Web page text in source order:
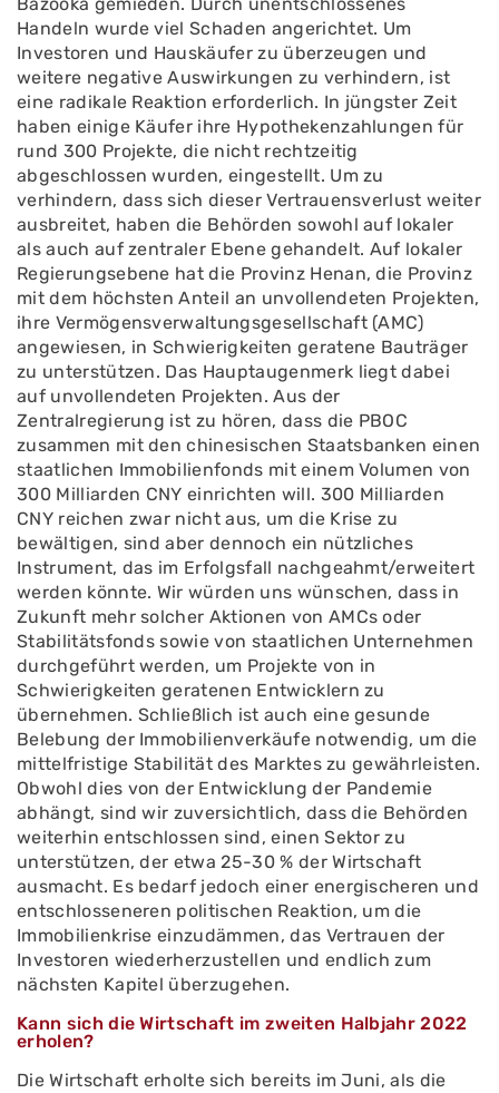
Handeln wurde viel Schaden angerichtet. Um
Investoren und Hauskäufer zu überzeugen und
weitere negative Auswirkungen zu verhindern, ist
eine radikale Reaktion erforderlich. In jüngster Zeit
haben einige Käufer ihre Hypothekenzahlungen für
rund 300 Projekte, die nicht rechtzeitig
abgeschlossen wurden, eingestellt. Um zu
verhindern, dass sich dieser Vertrauensverlust weiter
ausbreitet, haben die Behörden sowohl auf lokaler
als auch auf zentraler Ebene gehandelt. Auf lokaler
Regierungsebene hat die Provinz Henan, die Provinz
mit dem höchsten Anteil an unvollendeten Projekten,
ihre Vermögensverwaltungsgesellschaft (AMC)
angewiesen, in Schwierigkeiten geratene Bauträger
zu unterstützen. Das Hauptaugenmerk liegt dabei
auf unvollendeten Projekten. Aus der
Zentralregierung ist zu hören, dass die PBOC
zusammen mit den chinesischen Staatsbanken einen
staatlichen Immobilienfonds mit einem Volumen von
300 Milliarden CNY einrichten will. 300 Milliarden
CNY reichen zwar nicht aus, um die Krise zu
bewältigen, sind aber dennoch ein nützliches
Instrument, das im Erfolgsfall nachgeahmt/erweitert
werden könnte. Wir würden uns wünschen, dass in
Zukunft mehr solcher Aktionen von AMCs oder
Stabilitätsfonds sowie von staatlichen Unternehmen
durchgeführt werden, um Projekte von in
Schwierigkeiten geratenen Entwicklern zu
übernehmen. Schließlich ist auch eine gesunde
Belebung der Immobilienverkäufe notwendig, um die
mittelfristige Stabilität des Marktes zu gewährleisten.
Obwohl dies von der Entwicklung der Pandemie
abhängt, sind wir zuversichtlich, dass die Behörden
weiterhin entschlossen sind, einen Sektor zu
unterstützen, der etwa 25-30 % der Wirtschaft
ausmacht. Es bedarf jedoch einer energischeren und
entschlosseneren politischen Reaktion, um die
Immobilienkrise einzudämmen, das Vertrauen der
Investoren wiederherzustellen und endlich zum
nächsten Kapitel überzugehen.
Kann sich die Wirtschaft im zweiten Halbjahr 2022
erholen?
Die Wirtschaft erholte sich bereits im Juni, als die